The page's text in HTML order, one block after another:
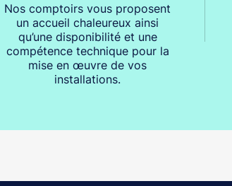
Nos comptoirs vous proposent
un accueil chaleureux ainsi
qu’une disponibilité et une
compétence technique pour la
mise en œuvre de vos
installations.